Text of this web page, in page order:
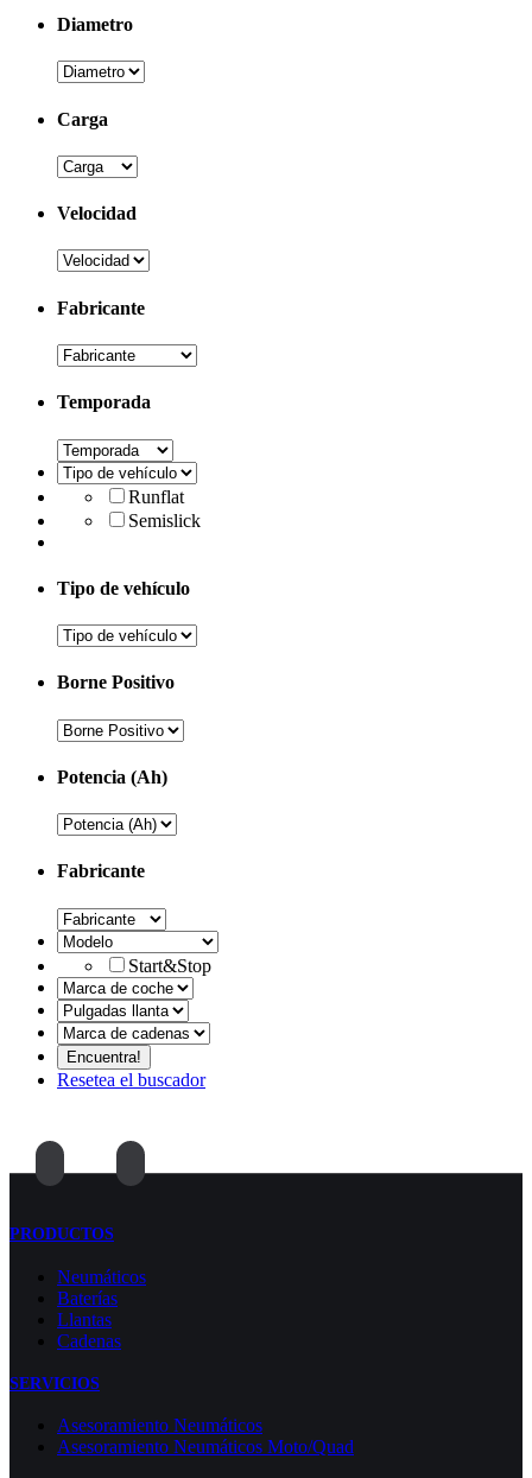
Diametro
Carga
Velocidad
Fabricante
Temporada
Runflat
Semislick
Tipo de vehículo
Borne Positivo
Potencia (Ah)
Fabricante
Start&Stop
Resetea el buscador
PRODUCTOS
Neumáticos
Baterías
Llantas
Cadenas
SERVICIOS
Asesoramiento Neumáticos
Asesoramiento Neumáticos Moto/Quad